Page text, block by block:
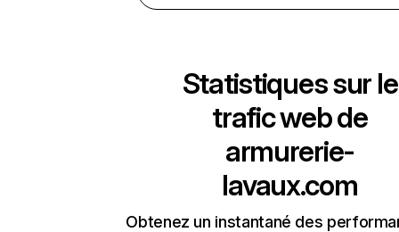
Statistiques sur le
trafic web de
armurerie-
lavaux.com
Obtenez un instantané des